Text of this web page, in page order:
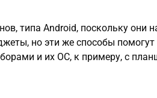
типа Android, поскольку они
но эти же способы помогут
и их ОС, к примеру, с